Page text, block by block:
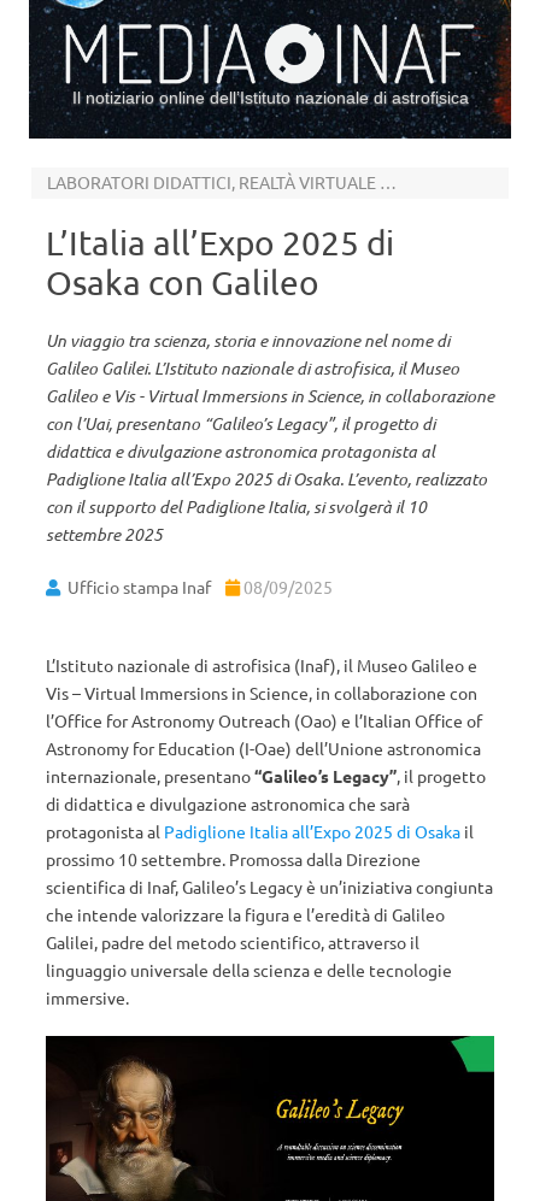
Il notiziario online dell’Istituto nazionale di astrofisica
LABORATORI DIDATTICI, REALTÀ VIRTUALE E UNA TAVOLA ROTONDA
L’Italia all’Expo 2025 di
Osaka con Galileo
Un viaggio tra scienza, storia e innovazione nel nome di
Galileo Galilei. L’Istituto nazionale di astrofisica, il Museo
Galileo e Vis - Virtual Immersions in Science, in collaborazione
con l’Uai, presentano “Galileo’s Legacy”, il progetto di
didattica e divulgazione astronomica protagonista al
Padiglione Italia all’Expo 2025 di Osaka. L’evento, realizzato
con il supporto del Padiglione Italia, si svolgerà il 10
settembre 2025
Ufficio stampa Inaf 08/09/2025
L’Istituto nazionale di astrofisica (Inaf), il Museo Galileo e
Vis – Virtual Immersions in Science, in collaborazione con
l’Office for Astronomy Outreach (Oao) e l’Italian Office of
Astronomy for Education (I-Oae) dell’Unione astronomica
internazionale, presentano“Galileo’s Legacy”, il progetto
di didattica e divulgazione astronomica che sarà
protagonista al Padiglione Italia all’Expo 2025 di Osaka il
prossimo 10 settembre. Promossa dalla Direzione
scientifica di Inaf, Galileo’s Legacy è un’iniziativa congiunta
che intende valorizzare la figura e l’eredità di Galileo
Galilei, padre del metodo scientifico, attraverso il
linguaggio universale della scienza e delle tecnologie
immersive.